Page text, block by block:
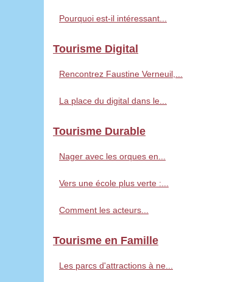
Pourquoi est-il intéressant...
Tourisme Digital
Rencontrez Faustine Verneuil,...
La place du digital dans le...
Tourisme Durable
Nager avec les orques en...
Vers une école plus verte :...
Comment les acteurs...
Tourisme en Famille
Les parcs d'attractions à ne...